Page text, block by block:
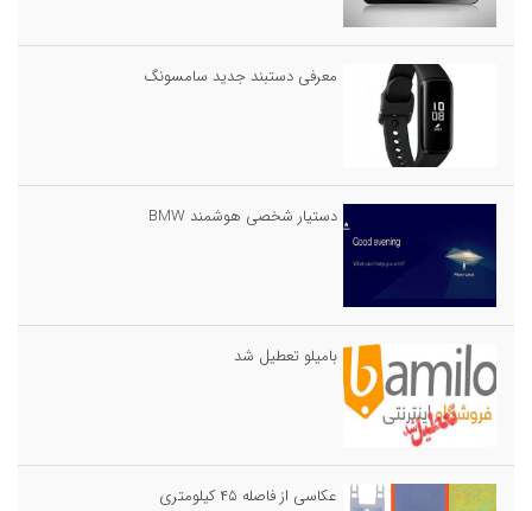
معرفی دستبند جدید سامسونگ
دستیار شخصی هوشمند BMW
بامیلو تعطیل شد
عکاسی از فاصله ۴۵ کیلومتری